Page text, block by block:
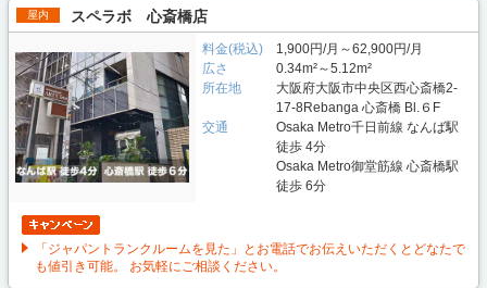
屋内 スペラボ 心斎橋店
料金(税込)
1,900円/月～62,900円/月
広さ
0.34m²～5.12m²
所在地
大阪府大阪市中央区西心斎橋2-
17-8Rebanga 心斎橋 Bl.６F
交通
Osaka Metro千日前線 なんば駅
徒歩 4分
Osaka Metro御堂筋線 心斎橋駅
徒歩 6分
「ジャパントランクルームを見た」とお電話でお伝えいただくとどなたで
も値引き可能。 お気軽にご相談ください。